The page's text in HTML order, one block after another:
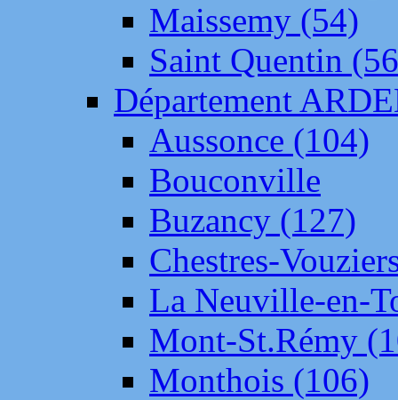
Maissemy (54)
Saint Quentin
Département
Aussonce (104)
Bouconville
Buzancy (127)
Chestres-
La Neuville-en-
Mont-St.Rémy
Monthois (106)